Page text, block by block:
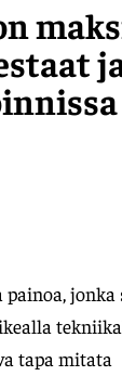
jonka
tapa mitata